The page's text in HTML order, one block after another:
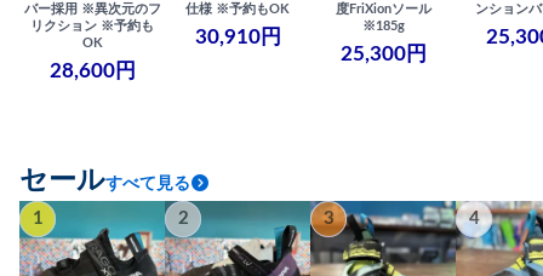
バー採用 ※異次元のフ
リクション ※予約も
OK
28,600円
仕様 ※予約もOK
30,910円
度FriXionソール
※185g
25,300円
ンション
セールすべて見る
1 2 3 4